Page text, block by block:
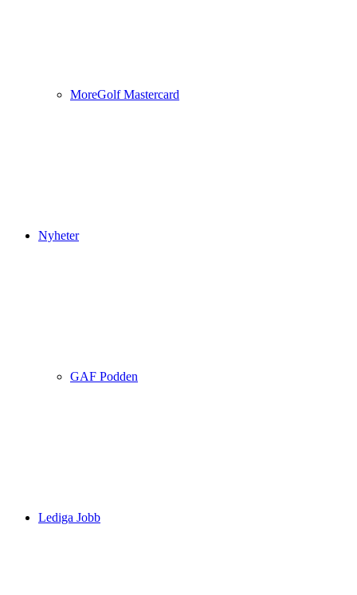
MoreGolf Mastercard
Nyheter
GAF Podden
Lediga Jobb